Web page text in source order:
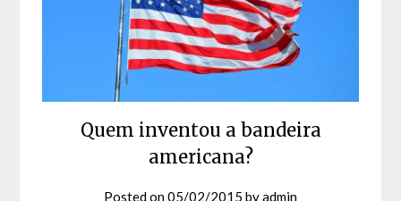
Quem inventou a bandeira
americana?
Posted on05/02/2015 byadmin